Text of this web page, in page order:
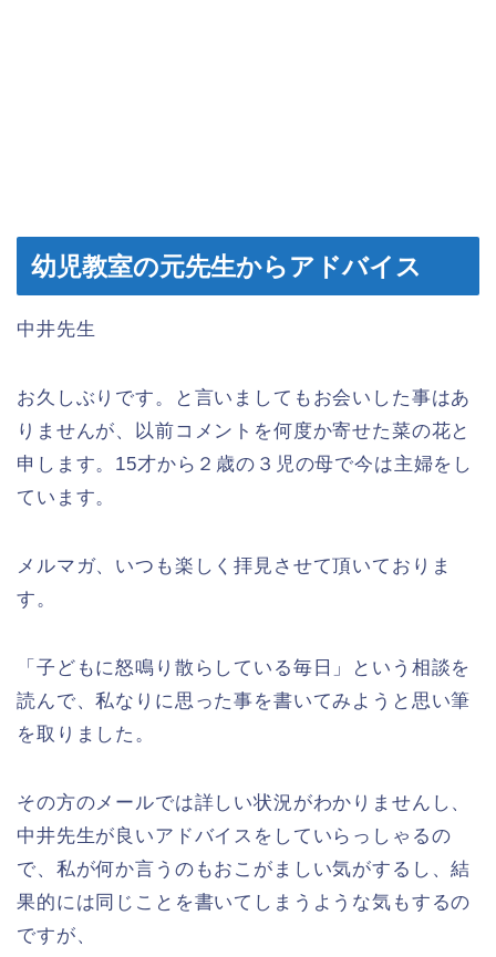
幼児教室の元先生からアドバイス
中井先生
お久しぶりです。と言いましてもお会いした事はあ
りませんが、以前コメントを何度か寄せた菜の花と
申します。15才から２歳の３児の母で今は主婦をし
ています。
メルマガ、いつも楽しく拝見させて頂いておりま
す。
「子どもに怒鳴り散らしている毎日」という相談を
読んで、私なりに思った事を書いてみようと思い筆
を取りました。
その方のメールでは詳しい状況がわかりませんし、
中井先生が良いアドバイスをしていらっしゃるの
で、私が何か言うのもおこがましい気がするし、結
果的には同じことを書いてしまうような気もするの
ですが、